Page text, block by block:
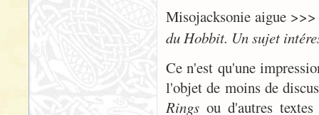
Misojacksonie aigue
du Hobbit. Un sujet
Ce n'est qu'une
l'objet de moins de
Rings ou d'autres